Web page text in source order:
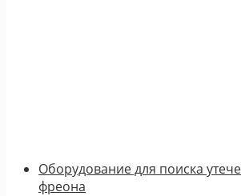
Оборудование для поиска
фреона